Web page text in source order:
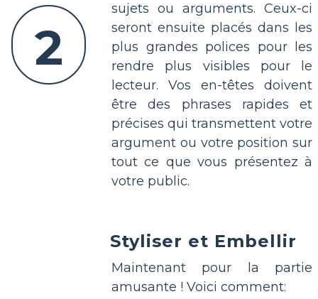
2
sujets ou arguments. Ceux-ci
seront ensuite placés dans les
plus grandes polices pour les
rendre plus visibles pour le
lecteur. Vos en-têtes doivent
être des phrases rapides et
précises qui transmettent votre
argument ou votre position sur
tout ce que vous présentez à
votre public.
Styliser et Embellir
Maintenant pour la partie
amusante ! Voici comment: